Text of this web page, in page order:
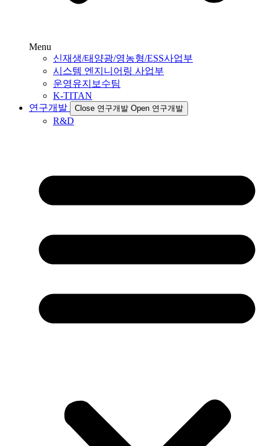
Menu
신재생/태양광/영농형/ESS사업부
시스템 엔지니어링 사업부
운영유지보수팀
K-TITAN
연구개발
Close 연구개발 Open 연구개발
R&D